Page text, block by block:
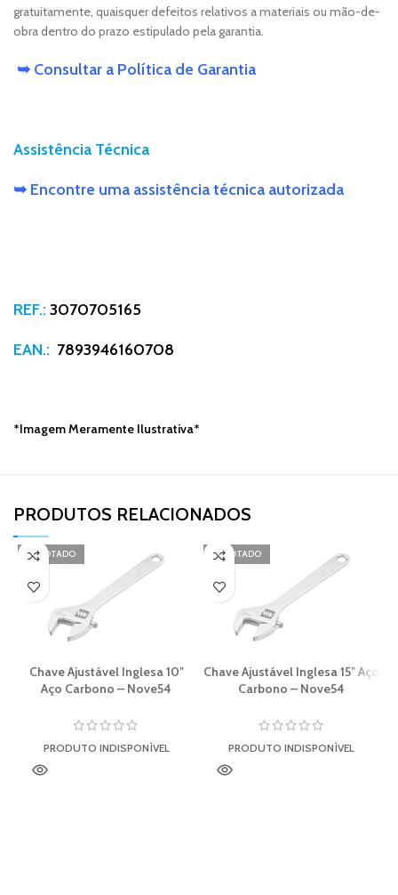
gratuitamente, quaisquer defeitos relativos a materiais ou mão-de-
obra dentro do prazo estipulado pela garantia.
➥ Consultar a Política de Garantia
Assistência Técnica
➥ Encontre uma assistência técnica autorizada
REF.:3070705165
EAN.: 7893946160708
*Imagem Meramente Ilustrativa*
PRODUTOS RELACIONADOS​
ESGOTADO
Chave Ajustável Inglesa 10″
Aço Carbono – Nove54
PRODUTO INDISPONÍVEL
ESGOTADO
Chave Ajustável Inglesa 15″ Aço
Carbono – Nove54
PRODUTO INDISPONÍVEL